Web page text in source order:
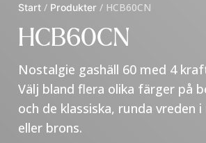
Start / Produkter / HCB60CN
HCB60CN
Nostalgie gashäll 60 med 4
Välj bland flera olika färger på
och de klassiska, runda vreden
eller brons.